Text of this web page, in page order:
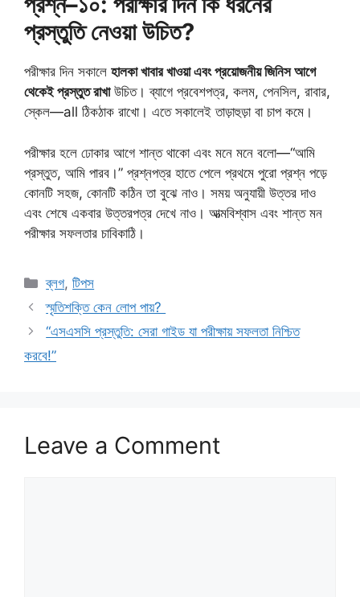
প্রস্তুতি নেওয়া উচিত?
পরীক্ষার দিন সকালে হালকা খাবার খাওয়া এবং প্রয়োজনীয় জিনিস আগে
থেকেই প্রস্তুত রাখাউচিত। ব্যাগে প্রবেশপত্র, কলম, পেনসিল, রাবার,
স্কেল—all ঠিকঠাক রাখো। এতে সকালেই তাড়াহুড়া বা চাপ কমে।
পরীক্ষার হলে ঢোকার আগে শান্ত থাকো এবং মনে মনে বলো—“আমি
প্রস্তুত, আমি পারব।” প্রশ্নপত্র হাতে পেলে প্রথমে পুরো প্রশ্ন পড়ে
কোনটি সহজ, কোনটি কঠিন তা বুঝে নাও। সময় অনুযায়ী উত্তর দাও
এবং শেষে একবার উত্তরপত্র দেখে নাও। আত্মবিশ্বাস এবং শান্ত মন
পরীক্ষার সফলতার চাবিকাঠি।
Categories
ব্লগ,টিপস
স্মৃতিশক্তি কেন লোপ পায়?
“এসএসসি প্রস্তুতি: সেরা গাইড যা পরীক্ষায় সফলতা নিশ্চিত
করবে!”
Leave a Comment